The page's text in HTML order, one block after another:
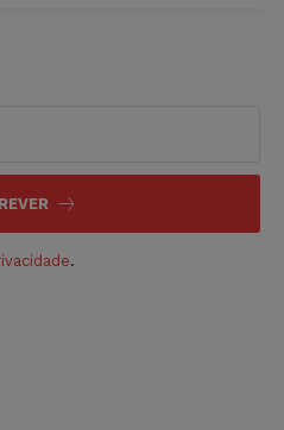
.